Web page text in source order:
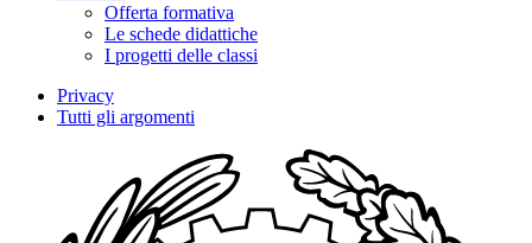
Offerta formativa
Le schede didattiche
I progetti delle classi
Privacy
Tutti gli argomenti